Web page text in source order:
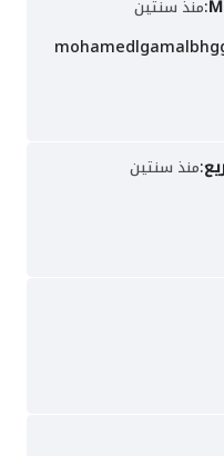
:منذ سنتين
:منذ سنتين